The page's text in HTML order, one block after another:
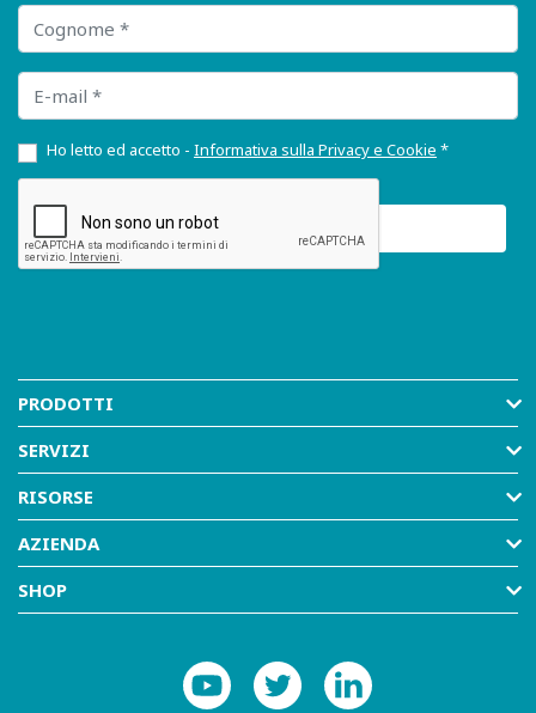
Cognome
E-mail
Ho letto ed accetto - Informativa sulla Privacy e Cookie *
PRODOTTI
SERVIZI
RISORSE
AZIENDA
SHOP